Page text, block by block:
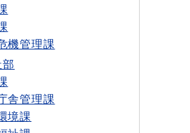
機管理課
舎管理課
境課